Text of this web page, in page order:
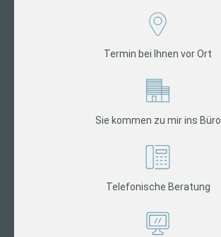
Termin bei Ihnen vor Ort
Sie kommen zu mir ins Büro
Telefonische Beratung